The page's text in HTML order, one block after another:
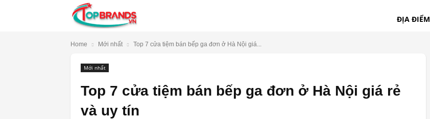
ĐỊA ĐIỂM
Home Mới nhất Top 7 cửa tiệm bán bếp ga đơn ở Hà Nội giá...
Mới nhất
Top 7 cửa tiệm bán bếp ga đơn ở Hà Nội giá rẻ
và uy tín